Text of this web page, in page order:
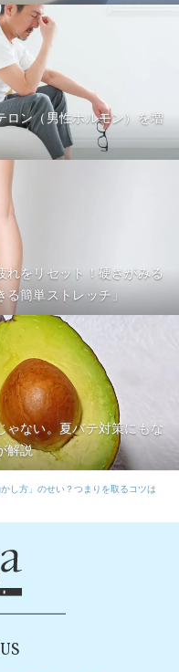
ロン（男性ホルモン）を増
れをリセット！硬さがみる
簡単ストレッチ」
ゃない。夏バテ対策にもな
解説
し方」のせい？つまりを取るコツは